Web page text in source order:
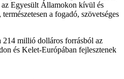
Egyesült Államokon kívül és
a fogadó, szövetséges
214 millió dolláros forrásból az
és Kelet-Európában fejlesztenek